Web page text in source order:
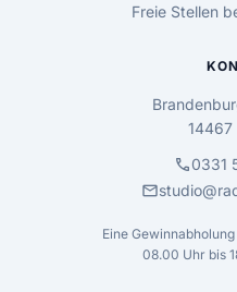
Freie Stellen
14467
call0331
mail
Eine
08.00 Uhr bis